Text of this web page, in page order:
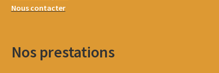
Nous contacter
Nos prestations